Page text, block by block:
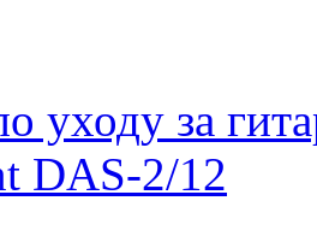
уходу за
DAS-2/12